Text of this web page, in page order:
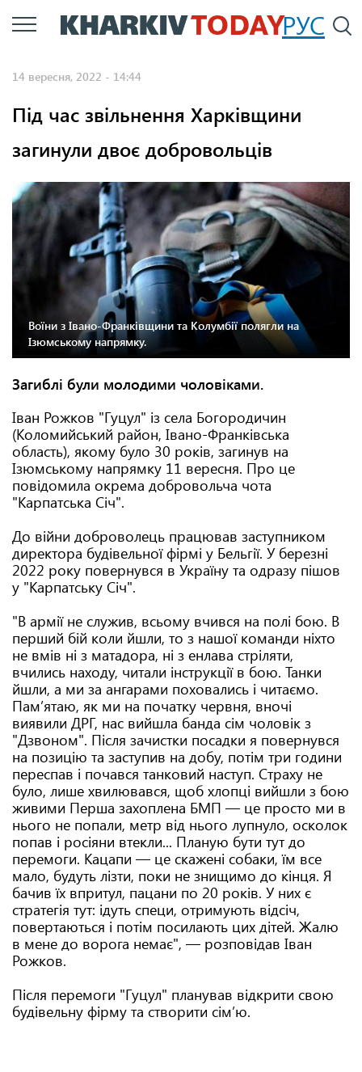
Перейти
до
РУС
14 вересня, 2022 - 14:44
Під час звільнення Харківщини
загинули двоє добровольців
Воїни з Івано-Франківщини та Колумбії полягли на
Ізюмському напрямку.
Загиблі були молодими чоловіками.
Іван Рожков "Гуцул" із села Богородичин
(Коломийський район, Івано-Франківська
область), якому було 30 років, загинув на
Ізюмському напрямку 11 вересня. Про це
повідомила окрема добровольча чота
"Карпатська Січ".
До війни доброволець працював заступником
директора будівельної фірмі у Бельгії. У березні
2022 року повернувся в Україну та одразу пішов
у "Карпатську Січ".
"В армії не служив, всьому вчився на полі бою. В
перший бій коли йшли, то з нашої команди ніхто
не вмів ні з матадора, ні з енлава стріляти,
вчились находу, читали інструкції в бою. Танки
йшли, а ми за ангарами поховались і читаємо.
Пам’ятаю, як ми на початку червня, вночі
виявили ДРГ, нас вийшла банда сім чоловік з
"Дзвоном". Після зачистки посадки я повернувся
на позицію та заступив на добу, потім три години
переспав і почався танковий наступ. Страху не
було, лише хвилювався, щоб хлопці вийшли з бою
живими Перша захоплена БМП — це просто ми в
нього не попали, метр від нього лупнуло, осколок
попав і росіяни втекли... Планую бути тут до
перемоги. Кацапи — це скажені собаки, їм все
мало, будуть лізти, поки не знищимо до кінця. Я
бачив їх впритул, пацани по 20 років. У них є
стратегія тут: ідуть специ, отримують відсіч,
повертаються і потім посилають цих дітей. Жалю
в мене до ворога немає", — розповідав Іван
Рожков.
Після перемоги "Гуцул" планував відкрити свою
будівельну фірму та створити сім’ю.